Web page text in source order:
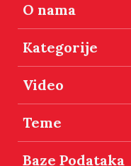
O nama
Kategorije
Video
Teme
Baze Podataka